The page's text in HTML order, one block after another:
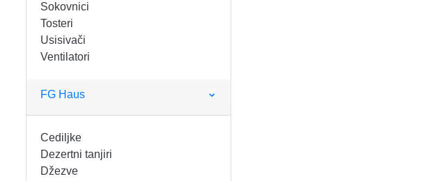
KUHINJSKE VAGE
KUVALA
MAŠINE ZA MLEVENJE MESA
MIKROTALASNE
KORPE ZA HLEB
KUHINJSKA POMAGALA
KUHINJSKE POSUDE
MOPOVI
Sokovnici
Tosteri
Usisivači
Ventilatori
FG Haus
Cediljke
Dezertni tanjiri
Džezve